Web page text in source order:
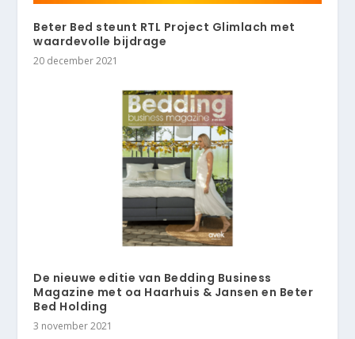
Beter Bed steunt RTL Project Glimlach met
waardevolle bijdrage
20 december 2021
De nieuwe editie van Bedding Business
Magazine met oa Haarhuis & Jansen en Beter
Bed Holding
3 november 2021